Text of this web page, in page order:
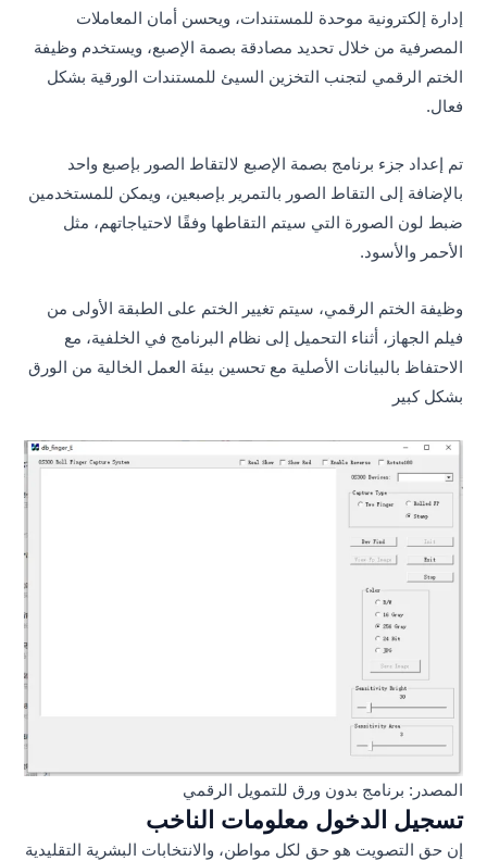
إدارة إلكترونية موحدة للمستندات، ويحسن أمان المعاملات
المصرفية من خلال تحديد مصادقة بصمة الإصبع، ويستخدم وظيفة
الختم الرقمي لتجنب التخزين السيئ للمستندات الورقية بشكل
فعال.
تم إعداد جزء برنامج بصمة الإصبع لالتقاط الصور بإصبع واحد
بالإضافة إلى التقاط الصور بالتمرير بإصبعين، ويمكن للمستخدمين
ضبط لون الصورة التي سيتم التقاطها وفقًا لاحتياجاتهم، مثل
الأحمر والأسود.
وظيفة الختم الرقمي، سيتم تغيير الختم على الطبقة الأولى من
فيلم الجهاز، أثناء التحميل إلى نظام البرنامج في الخلفية، مع
الاحتفاظ بالبيانات الأصلية مع تحسين بيئة العمل الخالية من الورق
بشكل كبير
المصدر: برنامج بدون ورق للتمويل الرقمي
تسجيل الدخول معلومات الناخب
إن حق التصويت هو حق لكل مواطن، والانتخابات البشرية التقليدية